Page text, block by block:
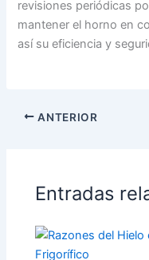
revisiones periódicas
mantener el horno en
así su eficiencia y
ANTERIOR
Entradas